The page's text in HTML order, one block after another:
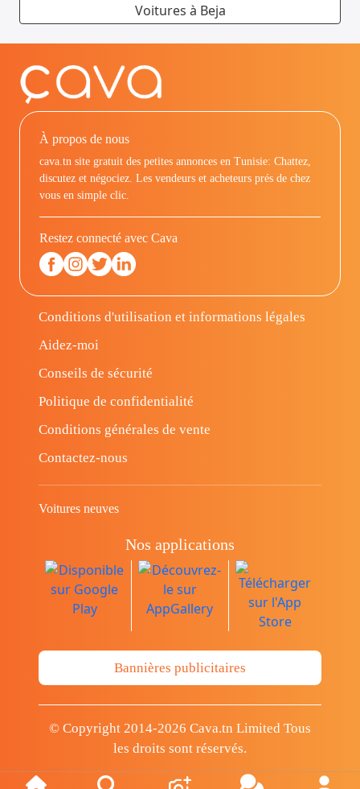
Voitures à Beja
À propos de nous
cava.tn site gratuit des petites annonces en Tunisie: Chattez,
discutez et négociez. Les vendeurs et acheteurs prés de chez
vous en simple clic.
Restez connecté avec Cava
Conditions d'utilisation et informations légales
Aidez-moi
Conseils de sécurité
Politique de confidentialité
Conditions générales de vente
Contactez-nous
Voitures neuves
Nos applications
Bannières publicitaires
© Copyright 2014-2026 Cava.tn Limited Tous
les droits sont réservés.